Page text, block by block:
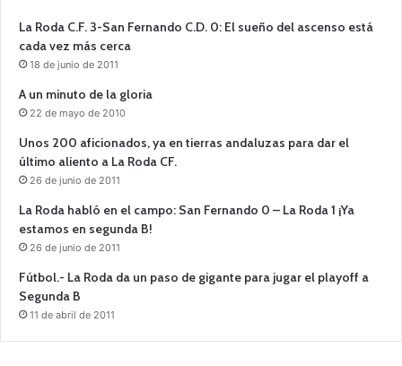
La Roda C.F. 3-San Fernando C.D. 0: El sueño del ascenso está
cada vez más cerca
18 de junio de 2011
A un minuto de la gloria
22 de mayo de 2010
Unos 200 aficionados, ya en tierras andaluzas para dar el
último aliento a La Roda CF.
26 de junio de 2011
La Roda habló en el campo: San Fernando 0 – La Roda 1 ¡Ya
estamos en segunda B!
26 de junio de 2011
Fútbol.- La Roda da un paso de gigante para jugar el playoff a
Segunda B
11 de abril de 2011